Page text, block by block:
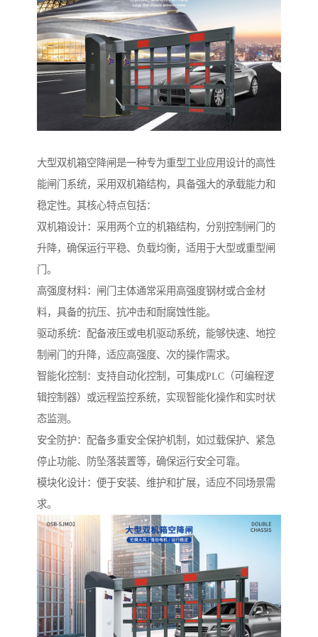
大型双机箱空降闸是一种专为重型工业应用设计的高性
能闸门系统，采用双机箱结构，具备强大的承载能力和
稳定性。其核心特点包括：
双机箱设计：采用两个立的机箱结构，分别控制闸门的
升降，确保运行平稳、负载均衡，适用于大型或重型闸
门。
高强度材料：闸门主体通常采用高强度钢材或合金材
料，具备的抗压、抗冲击和耐腐蚀性能。
驱动系统：配备液压或电机驱动系统，能够快速、地控
制闸门的升降，适应高强度、次的操作需求。
智能化控制：支持自动化控制，可集成PLC（可编程逻
辑控制器）或远程监控系统，实现智能化操作和实时状
态监测。
安全防护：配备多重安全保护机制，如过载保护、紧急
停止功能、防坠落装置等，确保运行安全可靠。
模块化设计：便于安装、维护和扩展，适应不同场景需
求。